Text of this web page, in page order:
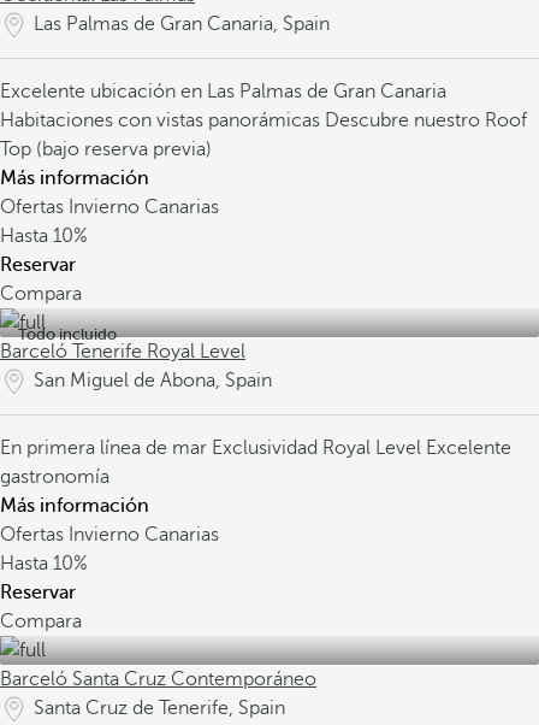
Las Palmas de Gran Canaria, Spain
Excelente ubicación en Las Palmas de Gran Canaria
Habitaciones con vistas panorámicas Descubre nuestro Roof
Top (bajo reserva previa)
Más información
Ofertas Invierno Canarias
Hasta 10%
Reservar
Compara
Todo incluido
Barceló Tenerife Royal Level
San Miguel de Abona, Spain
En primera línea de mar Exclusividad Royal Level Excelente
gastronomía
Más información
Ofertas Invierno Canarias
Hasta 10%
Reservar
Compara
Barceló Santa Cruz Contemporáneo
Santa Cruz de Tenerife, Spain